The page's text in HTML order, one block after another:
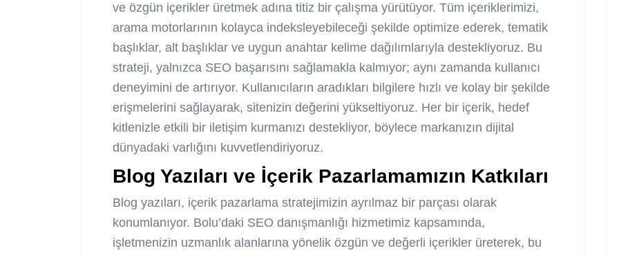
ve özgün içerikler üretmek adına titiz bir çalışma yürütüyor. Tüm içeriklerimizi,
arama motorlarının kolayca indeksleyebileceği şekilde optimize ederek, tematik
başlıklar, alt başlıklar ve uygun anahtar kelime dağılımlarıyla destekliyoruz. Bu
strateji, yalnızca SEO başarısını sağlamakla kalmıyor; aynı zamanda kullanıcı
deneyimini de artırıyor. Kullanıcıların aradıkları bilgilere hızlı ve kolay bir şekilde
erişmelerini sağlayarak, sitenizin değerini yükseltiyoruz. Her bir içerik, hedef
kitlenizle etkili bir iletişim kurmanızı destekliyor, böylece markanızın dijital
dünyadaki varlığını kuvvetlendiriyoruz.
Blog Yazıları ve İçerik Pazarlamamızın Katkıları
Blog yazıları, içerik pazarlama stratejimizin ayrılmaz bir parçası olarak
konumlanıyor. Bolu’daki SEO danışmanlığı hizmetimiz kapsamında,
işletmenizin uzmanlık alanlarına yönelik özgün ve değerli içerikler üreterek, bu